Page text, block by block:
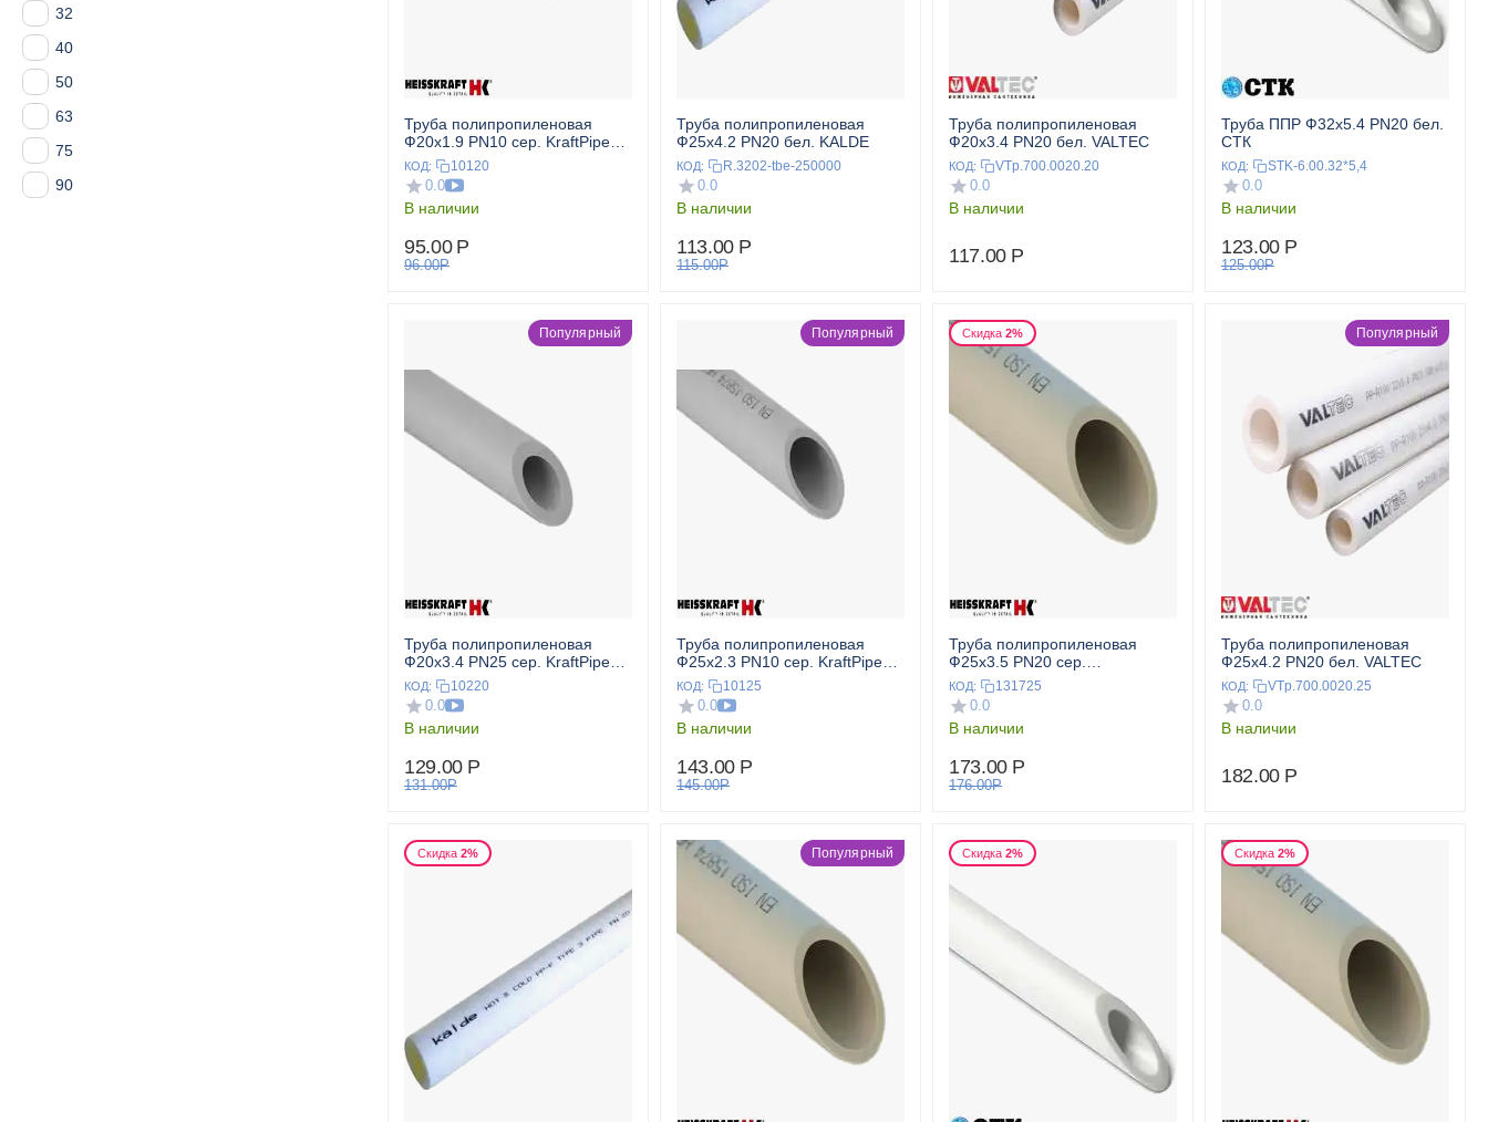
Труба полипропиленовая
Ф20x1.9 PN10 сер. KraftPipe
HEISSKRAFT
КОД: 10120
0.0
В наличии
95.00 Р
96.00Р
Труба полипропиленовая
Ф25x4.2 PN20 бел. KALDE
КОД: R.3202-tbe-250000
0.0
В наличии
113.00 Р
115.00Р
Труба полипропиленовая
Ф20x3.4 PN20 бел. VALTEC
КОД: VTp.700.0020.20
0.0
В наличии
117.00 Р
Труба ППР Ф32x5.4 PN20 бел.
СТК
КОД: STK-6.00.32*5,4
0.0
В наличии
123.00 Р
125.00Р
Популярный
Труба полипропиленовая
Ф20x3.4 PN25 сер. KraftPipe
HEISSKRAFT
КОД: 10220
0.0
В наличии
129.00 Р
131.00Р
Популярный
Труба полипропиленовая
Ф25x2.3 PN10 сер. KraftPipe
HEISSKRAFT
КОД: 10125
0.0
В наличии
143.00 Р
145.00Р
Скидка 2%
Труба полипропиленовая
Ф25x3.5 PN20 сер.
KraftPipePlus HEISSKRAFT
КОД: 131725
0.0
В наличии
173.00 Р
176.00Р
Популярный
Труба полипропиленовая
Ф25x4.2 PN20 бел. VALTEC
КОД: VTp.700.0020.25
0.0
В наличии
182.00 Р
Скидка 2% Популярный Скидка 2% Скидка 2%
32
40
50
63
75
90